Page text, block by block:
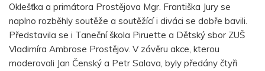
Oklešťka a primátora Prostějova Mgr. Františka Jury se
naplno rozběhly soutěže a soutěžící i diváci se dobře bavili.
Představila se i Taneční škola Piruette a Dětský sbor ZUŠ
Vladimíra Ambrose Prostějov. V závěru akce, kterou
moderovali Jan Čenský a Petr Salava, byly předány čtyři